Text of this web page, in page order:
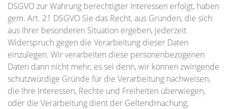
DSGVO zur Wahrung berechtigter Interessen erfolgt, haben
gem. Art. 21 DSGVO Sie das Recht, aus Gründen, die sich
aus Ihrer besonderen Situation ergeben, jederzeit
Widerspruch gegen die Verarbeitung dieser Daten
einzulegen. Wir verarbeiten diese personenbezogenen
Daten dann nicht mehr, es sei denn, wir können zwingende
schutzwürdige Gründe für die Verarbeitung nachweisen,
die Ihre Interessen, Rechte und Freiheiten überwiegen,
oder die Verarbeitung dient der Geltendmachung,